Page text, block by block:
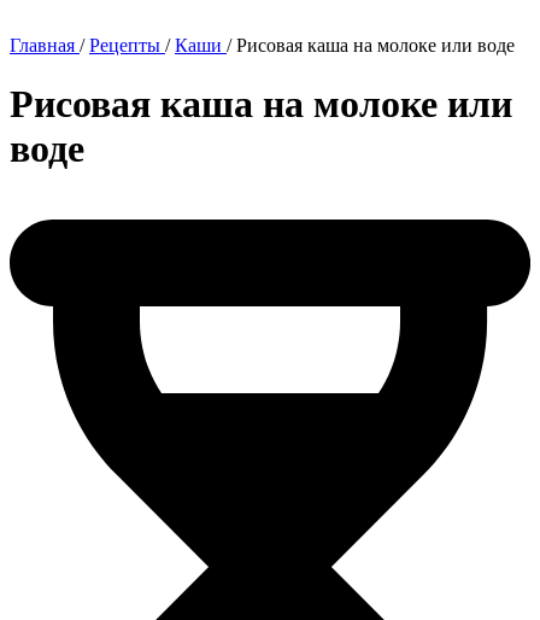
Главная /Рецепты /Каши /Рисовая каша на молоке или воде
Рисовая каша на молоке или
воде